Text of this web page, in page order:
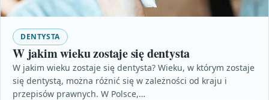
DENTYSTA
W jakim wieku zostaje się dentysta
W jakim wieku zostaje się dentysta? Wieku, w którym zostaje
się dentystą, można różnić się w zależności od kraju i
przepisów prawnych. W Polsce,…